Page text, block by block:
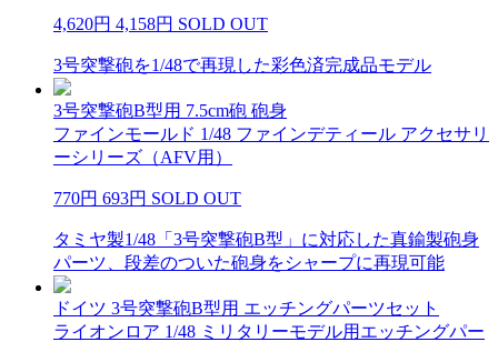
4,620円 4,158円 SOLD OUT
3号突撃砲を1/48で再現した彩色済完成品モデル
3号突撃砲B型用 7.5cm砲 砲身
ファインモールド 1/48 ファインデティール アクセサリ
ーシリーズ（AFV用）
770円 693円 SOLD OUT
タミヤ製1/48「3号突撃砲B型」に対応した真鍮製砲身
パーツ、段差のついた砲身をシャープに再現可能
ドイツ 3号突撃砲B型用 エッチングパーツセット
ライオンロア 1/48 ミリタリーモデル用エッチングパー